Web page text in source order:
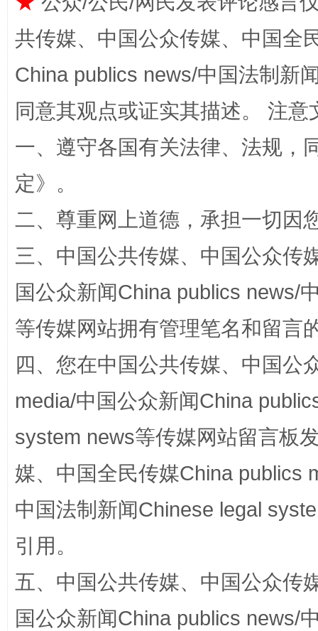
站台名比不上好声名
漫山遍野的桃花与雪山、麦地、白藏房
共传媒、中国公众传媒、中国全
China publics news/中国法制新
同意其观点或证实其描述。 注
一、遵守各国有关法律、法规，
定》。
二、尊重网上道德，承担一切因
三、中国公共传媒、中国公众传
国公众新闻China publics news/
等传媒网站拥有管理笔名和留言
四、您在中国公共传媒、中国公
media/中国公众新闻China
system news等传媒网站留言板
媒、中国全民传媒China publics
中国法制新闻Chinese legal
引用。
五、中国公共传媒、中国公众传
国公众新闻China publics news/